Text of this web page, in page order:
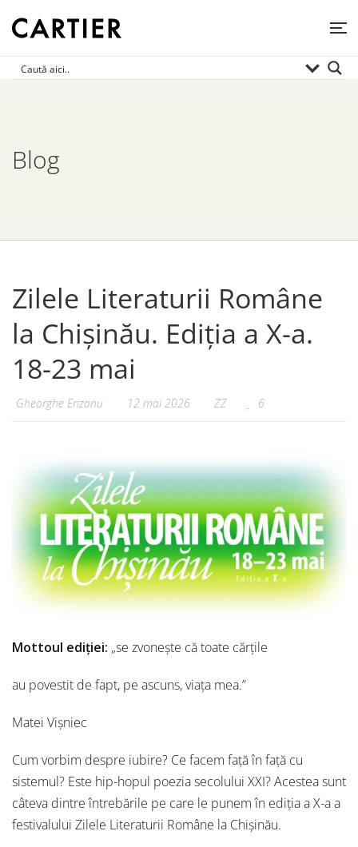
Blog
Zilele Literaturii Române
la Chișinău. Ediția a X-a.
18-23 mai
Gheorghe Erizanu 12 mai 2026 ZZ 6
Mottoul ediției: „se zvonește că toate cărțile
au povestit de fapt, pe ascuns, viața mea.”
Matei Vișniec
Cum vorbim despre iubire? Ce facem față în față cu
sistemul? Este hip-hopul poezia secolului XXI? Acestea sunt
câteva dintre întrebările pe care le punem în ediția a X-a a
festivalului Zilele Literaturii Române la Chișinău.